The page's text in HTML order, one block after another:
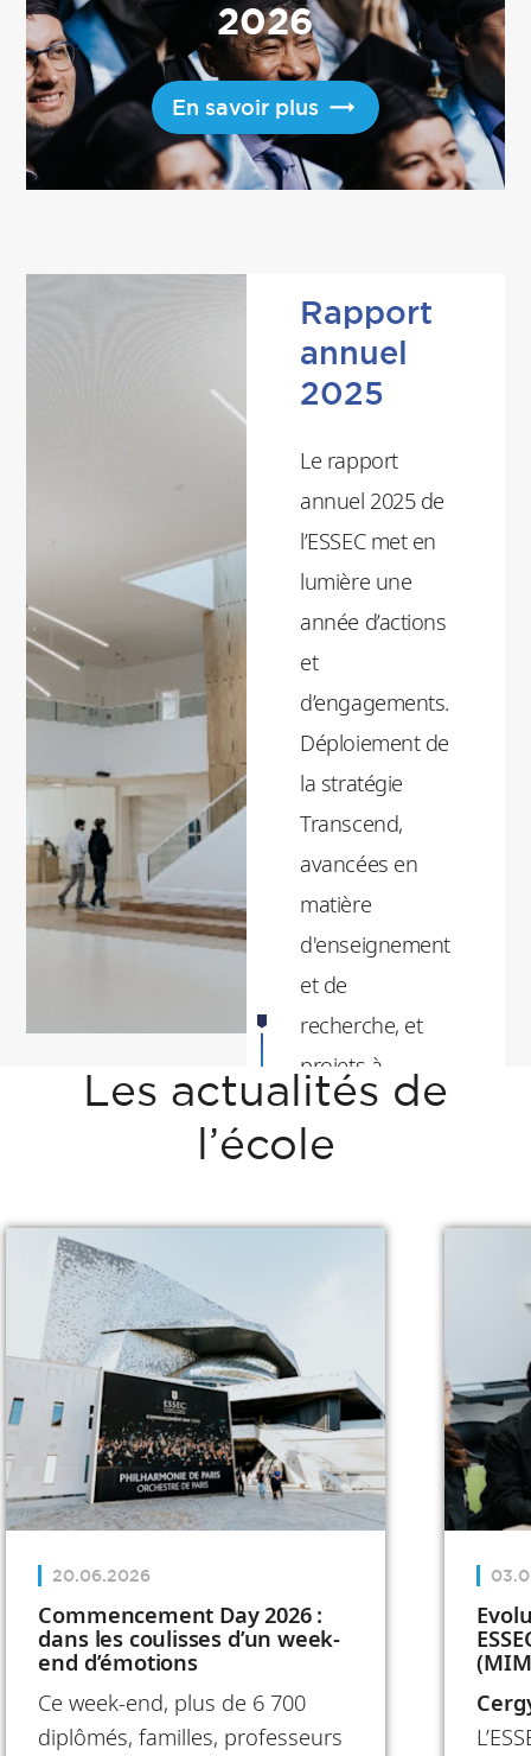
2026
En savoir plus
Rapport
annuel
2025
Le rapport
annuel 2025 de
l’ESSEC met en
lumière une
année d’actions
et
d’engagements.
Déploiement de
la stratégie
Transcend,
avancées en
matière
d'enseignement
et de
recherche, et
projets à
impact ont
marqué l’année.
annuel revient
ceux qui font
vivre l'école, en
France comme
à l’international.
ses ambitions
concrètes.
Les actualités de
l’école
20.06.2026
Commencement Day 2026 :
dans les coulisses d’un week-
end d’émotions
Ce week-end, plus de 6 700
diplômés, familles, professeurs
cœur